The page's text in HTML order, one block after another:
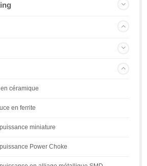
céramique
en ferrite
miniature
Power Choke